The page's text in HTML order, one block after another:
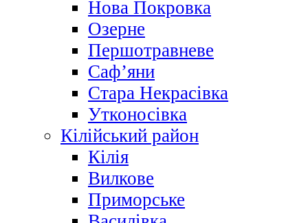
Нова Покровка
Озерне
Першотравневе
Саф’яни
Стара Некрасівка
Утконосівка
Кілійський район
Кілія
Вилкове
Приморське